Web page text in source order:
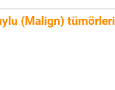
(Malign) tümörleri